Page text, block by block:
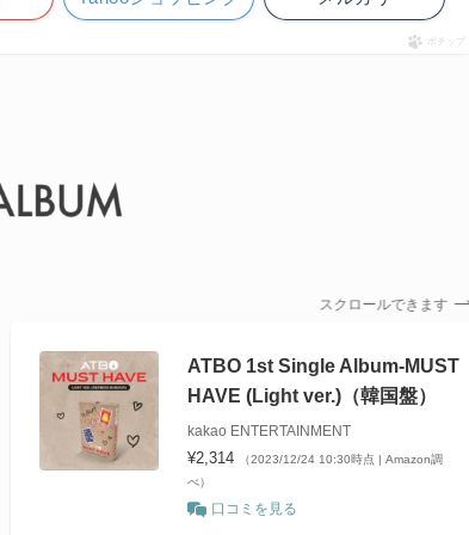
ポチップ
スクロールできます
ATBO 1st Single Album-MUST
HAVE (Light ver.)（韓国盤）
kakao ENTERTAINMENT
¥2,314
（2023/12/24 10:30時点 | Amazon調
べ）
口コミを見る